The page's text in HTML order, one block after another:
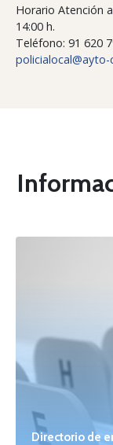
Horario Atención
14:00 h.
Teléfono: 91 620
Directorio de